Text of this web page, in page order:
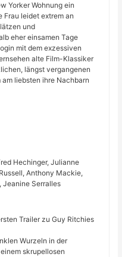
Yorker Wohnung ein
Frau leidet extrem an
und
eher einsamen Tage
mit dem exzessiven
alte Film-Klassiker
längst vergangenen
liebsten ihre Nachbarn
Hechinger, Julianne
Anthony Mackie,
Jeanine Serralles
Trailer zu Guy Ritchies
Wurzeln in der
skrupellosen